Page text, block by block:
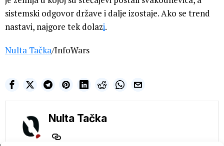
sistemski odgovor države i dalje izostaje. Ako se trend
nastavi, najgore tek dolazi.
Nulta Tačka/InfoWars
Nulta Tačka